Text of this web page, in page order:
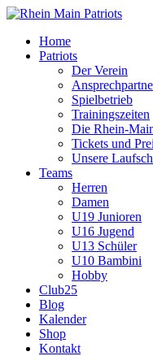
Home
Patriots
Der Verein
Spielbetrieb
Trainingszeiten
Die Rhein-
Tickets und
Unsere
Teams
Herren
Damen
U19 Junioren
U16 Jugend
U13 Schüler
U10 Bambini
Hobby
Club25
Blog
Kalender
Shop
Kontakt